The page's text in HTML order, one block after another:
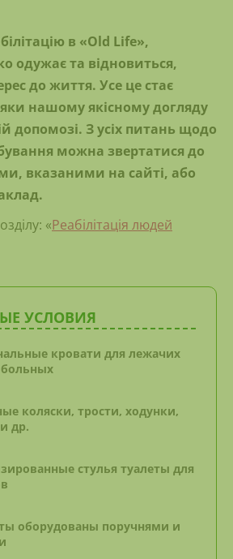
в «Old Life»,
одужає та відновиться,
до життя. Усе це стає
нашому якісному догляду
допомозі. З усіх питань щодо
можна звертатися до
вказаними на сайті, або
«Реабілітація людей
УСЛОВИЯ
кровати для лежачих
коляски, трости, ходунки,
др.
стулья туалеты для
оборудованы поручнями и